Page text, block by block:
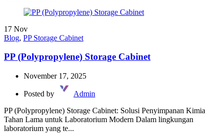
17 Nov
Blog, PP Storage Cabinet
PP (Polypropylene) Storage Cabinet
November 17, 2025
Posted by
Admin
PP (Polypropylene) Storage Cabinet: Solusi Penyimpanan Kimia
Tahan Lama untuk Laboratorium Modern Dalam lingkungan
laboratorium yang te...